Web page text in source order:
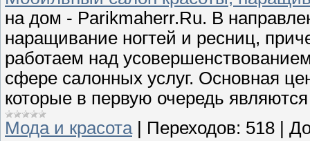
на дом - Parikmaherr.Ru. В
наращивание ногтей и ресниц,
работаем над
сфере салонных услуг. Основная
которые в первую очередь
Мода и красота| Переходов: 518 |